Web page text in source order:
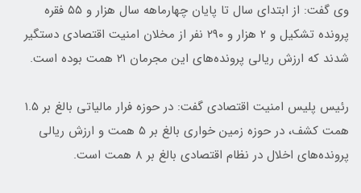
وی گفت: از ابتدای سال تا پایان چهارماهه سال هزار و ۵۵ فقره
پرونده تشکیل و ۲ هزار و ۲۹۰ نفر از مخلان امنیت اقتصادی دستگیر
شدند که ارزش ریالی پرونده‌های این مجرمان ۲۱ همت بوده است.
رئیس پلیس امنیت اقتصادی گفت: در حوزه فرار مالیاتی بالغ بر ۱.۵
همت کشف، در حوزه زمین خواری بالغ بر ۵ همت و ارزش ریالی
پرونده‌های اخلال در نظام اقتصادی بالغ بر ۸ همت است.